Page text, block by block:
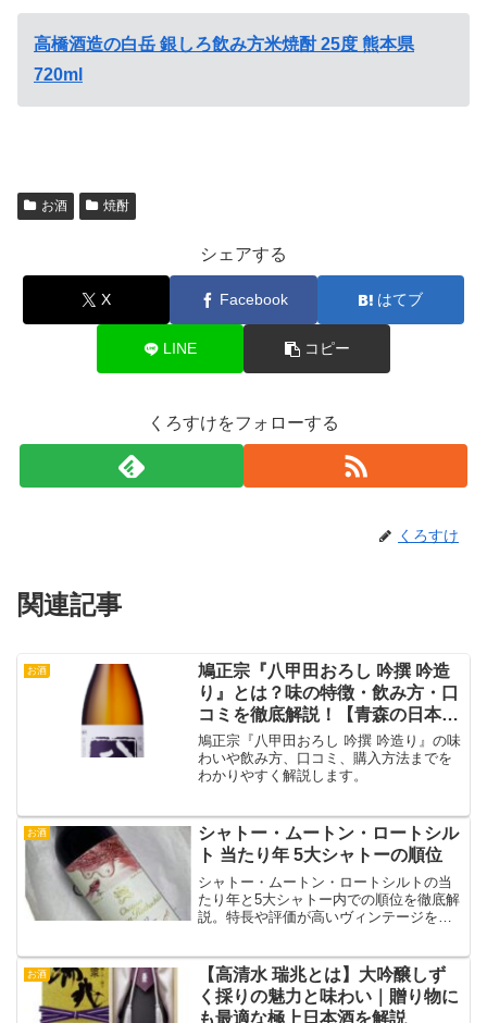
高橋酒造の白岳 銀しろ飲み方米焼酎 25度 熊本県
720ml
お酒 焼酎
シェアする
X Facebook はてブ
LINE コピー
くろすけをフォローする
くろすけ
関連記事
お酒
鳩正宗『八甲田おろし 吟撰 吟造
り』とは？味の特徴・飲み方・口
コミを徹底解説！【青森の日本
酒】
鳩正宗『八甲田おろし 吟撰 吟造り』の味
わいや飲み方、口コミ、購入方法までを
わかりやすく解説します。
お酒
シャトー・ムートン・ロートシル
ト 当たり年 5大シャトーの順位
シャトー・ムートン・ロートシルトの当
たり年と5大シャトー内での順位を徹底解
説。特長や評価が高いヴィンテージを詳
お酒
【高清水 瑞兆とは】大吟醸しず
く採りの魅力と味わい｜贈り物に
も最適な極上日本酒を解説